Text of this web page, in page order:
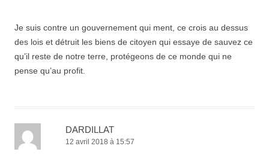
Je suis contre un gouvernement qui ment, ce crois au dessus
des lois et détruit les biens de citoyen qui essaye de sauvez ce
qu’il reste de notre terre, protégeons de ce monde qui ne
pense qu’au profit.
DARDILLAT
12 avril 2018 à 15:57